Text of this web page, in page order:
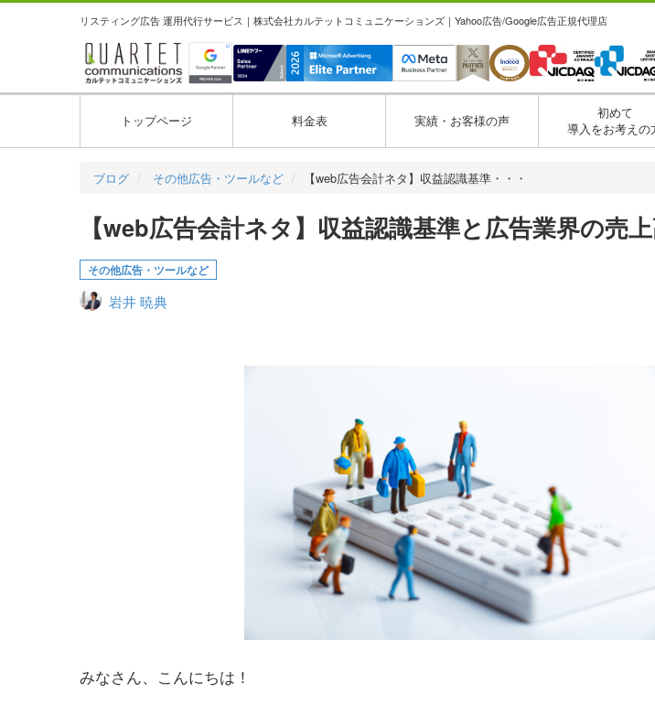
リスティング広告 運用代行サービス｜株式会社カルテットコミュニケーションズ｜Yahoo広告/Google広告正規代理店
トップページ 料金表 実績・お客様の声
初めて
導入をお考えの
ブログ その他広告・ツールなど 【web広告会計ネタ】収益認識基準・・・
【web広告会計ネタ】収益認識基準と広告業界の売
その他広告・ツールなど
岩井 暁典
みなさん、こんにちは！